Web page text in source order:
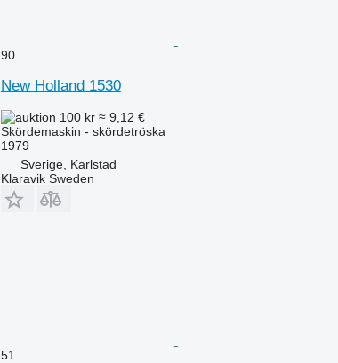
90
New Holland 1530
100 kr ≈ 9,12 €
Skördemaskin - skördetröska
1979
Sverige, Karlstad
Klaravik Sweden
51